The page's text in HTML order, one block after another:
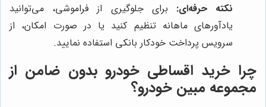
نکته حرفه‌ای: برای جلوگیری از فراموشی، می‌توانید
یادآورهای ماهانه تنظیم کنید یا در صورت امکان، از
سرویس پرداخت خودکار بانکی استفاده نمایید.
چرا خرید اقساطی خودرو بدون ضامن از
مجموعه مبین خودرو؟